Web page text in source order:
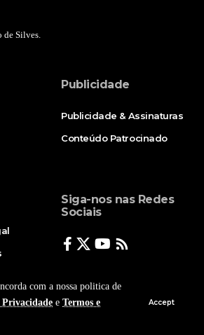
com a nossa politica de
e Termos e
Accept
Silves.
Publicidade
Publicidade & Assinaturas
Conteúdo Patrocinado
Siga-nos nas Redes
Sociais
Direitos Reservados - Terra Ruiva - Created by Pixart